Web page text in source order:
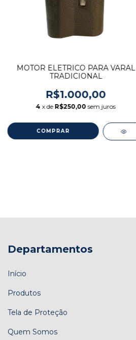
MOTOR ELETRICO PARA VARAL
TRADICIONAL
R$1.000,00
4 x de R$250,00 sem juros
COMPRAR
Departamentos
Início
Produtos
Tela de Proteção
Quem Somos